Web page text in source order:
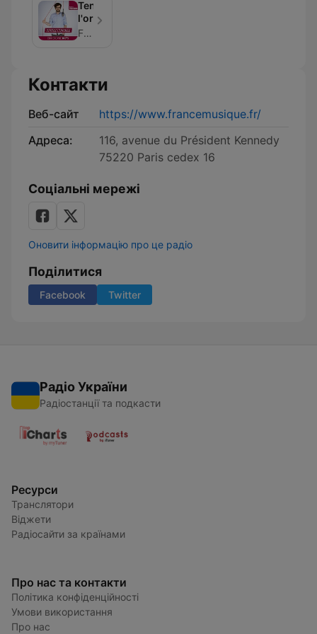
Tendez
l'oreille
France Musique
Контакти
Веб-сайт
https://www.francemusique.fr/
Адреса:
116, avenue du Président Kennedy
75220 Paris cedex 16
Соціальні мережі
Оновити інформацію про це радіо
Поділитися
Facebook Twitter
Радіо України
Радіостанції та подкасти
Ресурси
Транслятори
Віджети
Радіосайти за країнами
Про нас та контакти
Політика конфіденційності
Умови використання
Про нас